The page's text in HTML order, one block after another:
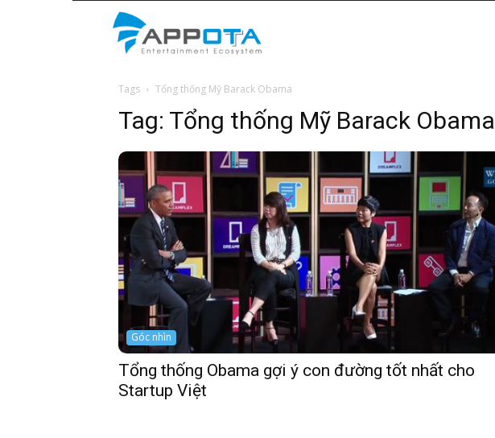
News
Tags Tổng thống Mỹ Barack Obama
Tag: Tổng thống Mỹ Barack Obama
Góc nhìn
Tổng thống Obama gợi ý con đường tốt nhất cho
Startup Việt